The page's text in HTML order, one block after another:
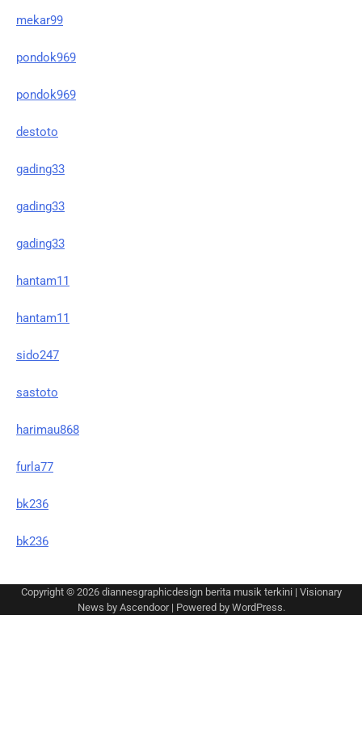
mekar99
pondok969
pondok969
destoto
gading33
gading33
gading33
hantam11
hantam11
sido247
sastoto
harimau868
furla77
bk236
bk236
Copyright © 2026 diannesgraphicdesign berita musik terkini| Visionary
News by Ascendoor| Powered by WordPress.